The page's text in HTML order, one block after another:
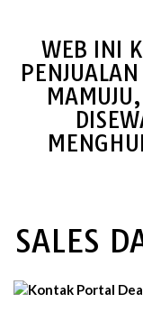
WEB INI
SALES